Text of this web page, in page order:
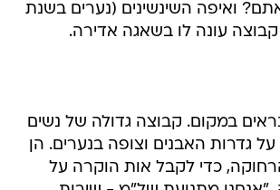
ואיפה השינשינים (נערים בשנת
עונה לו בשאגה אדירה.
במקום. קבוצה גדולה של נשים
גדרות האבנים וצופה בנערים. הן
כדי לקבל אות הוקרה על